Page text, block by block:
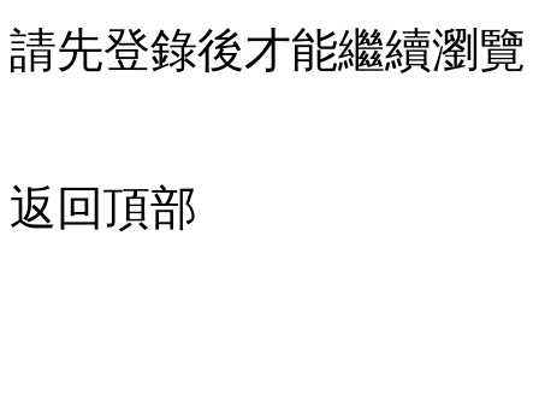
請先登錄後才能繼續瀏覽
返回頂部